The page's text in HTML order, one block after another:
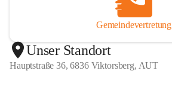
Gemeindevertretung
Unser Standort
Hauptstraße 36, 6836 Viktorsberg, AUT